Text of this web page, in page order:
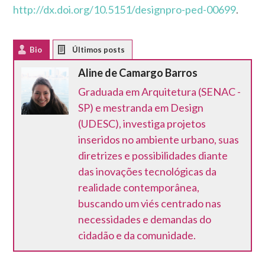
http://dx.doi.org/10.5151/designpro-ped-00699.
Bio
Aline de Camargo Barros
Graduada em Arquitetura (SENAC -
SP) e mestranda em Design
(UDESC), investiga projetos
inseridos no ambiente urbano, suas
diretrizes e possibilidades diante
das inovações tecnológicas da
realidade contemporânea,
buscando um viés centrado nas
necessidades e demandas do
cidadão e da comunidade.